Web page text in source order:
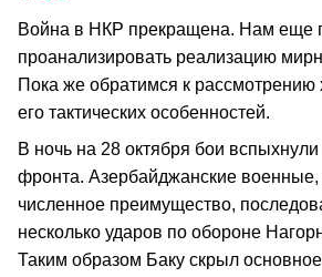
Война в НКР прекращена. Нам еще
проанализировать реализацию
Пока же обратимся к рассмотрению
его тактических особенностей.
В ночь на 28 октября бои
фронта. Азербайджанские военные,
численное преимущество,
несколько ударов по обороне
Таким образом Баку скрыл